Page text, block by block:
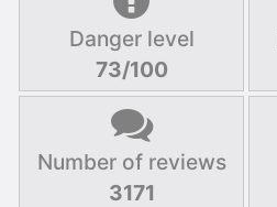
Danger level
73/100
Number of reviews
3171